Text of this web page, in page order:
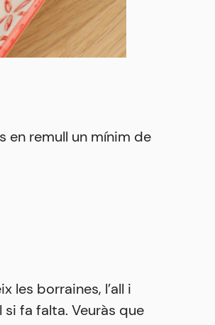
en remull un mínim de
les borraines, l’all i
fa falta. Veuràs que